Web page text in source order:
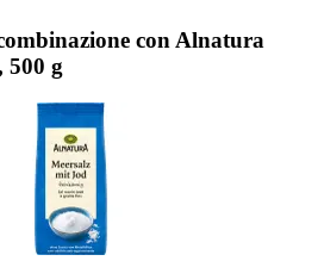
con Alnatura
500 g